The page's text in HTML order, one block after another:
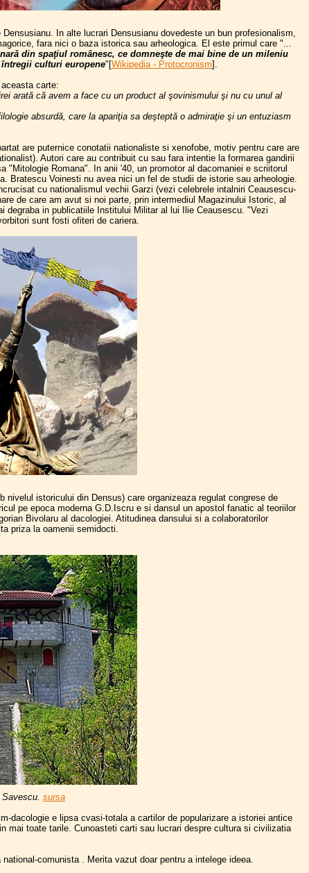
In alte lucrari Densusianu dovedeste un bun profesionalism,
fara nici o baza istorica sau arheologica. El este primul care "...
din spaţiul românesc, ce domneşte de mai bine de un mileniu
culturi europene"[Wikipedia - Protocronism].
carte:
arată că avem a face cu un product al şovinismului şi nu cu unul al
absurdă, care la apariţia sa deşteptă o admiraţie şi un entuziasm
are puternice conotatii nationaliste si xenofobe, motiv pentru care are
Autori care au contribuit cu sau fara intentie la formarea gandirii
Romana". In anii '40, un promotor al dacomaniei e scriitorul
Bratescu Voinesti nu avea nici un fel de studii de istorie sau arheologie.
cu nationalismul vechii Garzi (vezi celebrele intalniri Ceausescu-
de care am avut si noi parte, prin intermediul Magazinului Istoric, al
in publicatiile Institului Militar al lui Ilie Ceausescu. "Vezi
sunt fosti ofiteri de cariera.
istoricului din Densus) care organizeaza regulat congrese de
pe epoca moderna G.D.Iscru e si dansul un apostol fanatic al teoriilor
Bivolaru al dacologiei. Atitudinea dansului si a colaboratorilor
priza la oamenii semidocti.
Savescu.sursa
dacologie e lipsa cvasi-totala a cartilor de popularizare a istoriei antice
mai toate tarile. Cunoasteti carti sau lucrari despre cultura si civilizatia
comunista . Merita vazut doar pentru a intelege ideea.